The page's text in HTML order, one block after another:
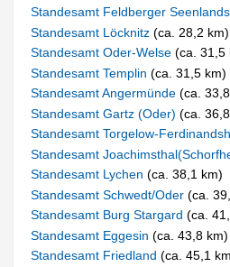
Standesamt Feldberger
Standesamt Löcknitz(ca. 28,2 km)
Standesamt Oder-Welse(ca. 31,5
Standesamt Templin(ca. 31,5 km)
Standesamt Angermünde(ca.
Standesamt Gartz (Oder)(ca.
Standesamt Torgelow-
Standesamt
Standesamt Lychen(ca. 38,1 km)
Standesamt Schwedt/Oder(ca.
Standesamt Burg Stargard(ca.
Standesamt Eggesin(ca. 43,8 km)
Standesamt Friedland(ca. 45,1